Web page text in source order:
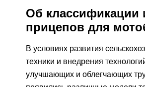
Об классификации
прицепов для
В условиях развития
техники и внедрения
улучшающих и облегчающих